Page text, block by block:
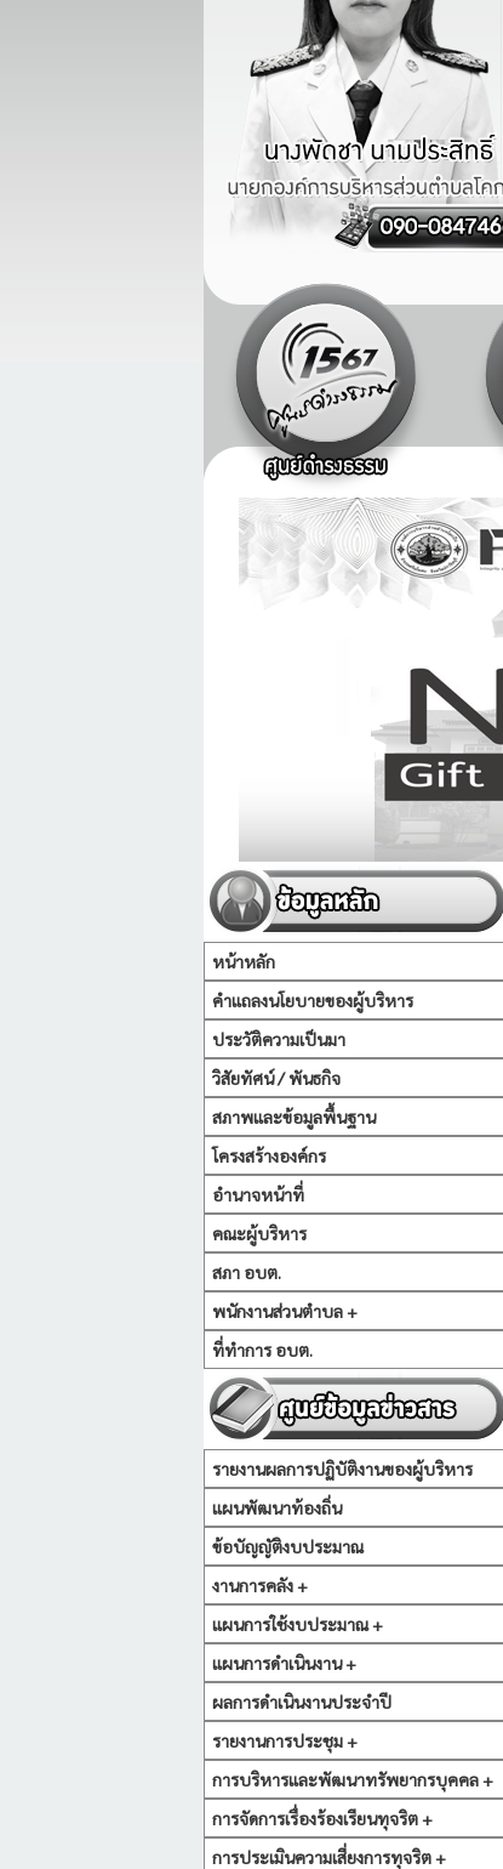
หน้าหลัก
คำแถลงนโยบายของผู้บริหาร
ประวัติความเป็นมา
วิสัยทัศน์ / พันธกิจ
สภาพและข้อมูลพื้นฐาน
โครงสร้างองค์กร
อำนาจหน้าที่
คณะผู้บริหาร
สภา อบต.
พนักงานส่วนตำบล +
ที่ทำการ อบต.
รายงานผลการปฏิบัติงานของผู้บริหาร
แผนพัฒนาท้องถิ่น
ข้อบัญญัติงบประมาณ
งานการคลัง +
แผนการใช้งบประมาณ +
แผนการดำเนินงาน +
ผลการดำเนินงานประจำปี
รายงานการประชุม +
การบริหารและพัฒนาทรัพยากรบุคคล +
การจัดการเรื่องร้องเรียนทุจริต +
การประเมินความเสี่ยงการทุจริต +